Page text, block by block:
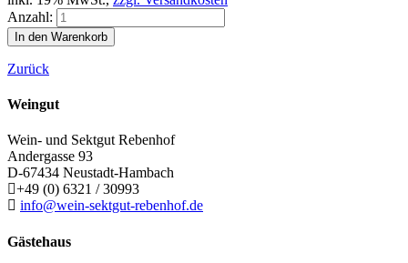
Anzahl:
Zurück
Weingut
Wein- und Sektgut Rebenhof
Andergasse 93
D-67434 Neustadt-Hambach
+49 (0) 6321 / 30993
info@wein-sektgut-rebenhof.de
Gästehaus